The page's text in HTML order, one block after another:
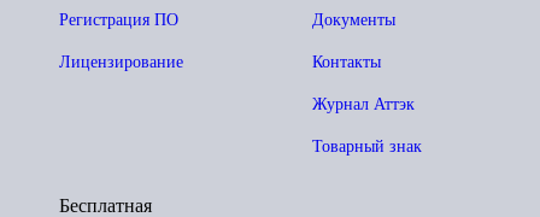
Документы
Контакты
Журнал Аттэк
Товарный знак
Регистрация ПО
Лицензирование
Бесплатная